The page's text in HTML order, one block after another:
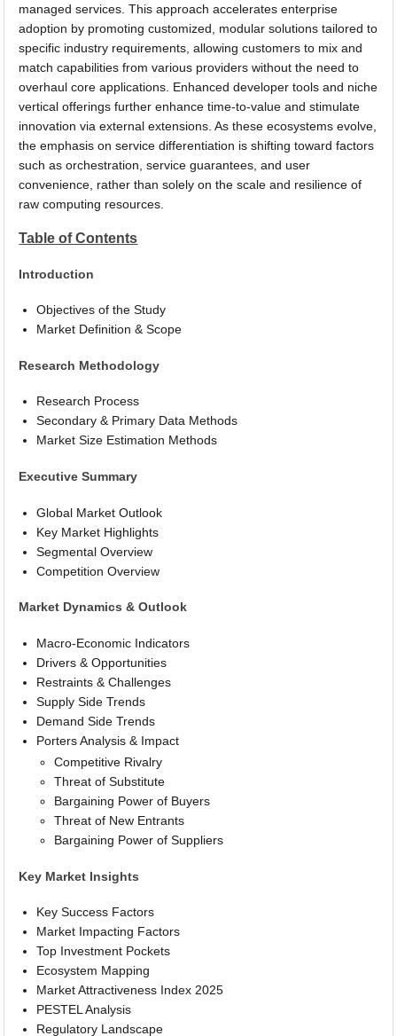
managed services. This approach accelerates enterprise
adoption by promoting customized, modular solutions tailored to
specific industry requirements, allowing customers to mix and
match capabilities from various providers without the need to
overhaul core applications. Enhanced developer tools and niche
vertical offerings further enhance time-to-value and stimulate
innovation via external extensions. As these ecosystems evolve,
the emphasis on service differentiation is shifting toward factors
such as orchestration, service guarantees, and user
convenience, rather than solely on the scale and resilience of
raw computing resources.
Table of Contents
Introduction
Objectives of the Study
Market Definition & Scope
Research Methodology
Research Process
Secondary & Primary Data Methods
Market Size Estimation Methods
Executive Summary
Global Market Outlook
Key Market Highlights
Segmental Overview
Competition Overview
Market Dynamics & Outlook
Macro-Economic Indicators
Drivers & Opportunities
Restraints & Challenges
Supply Side Trends
Demand Side Trends
Porters Analysis & Impact
Competitive Rivalry
Threat of Substitute
Bargaining Power of Buyers
Threat of New Entrants
Bargaining Power of Suppliers
Key Market Insights
Key Success Factors
Market Impacting Factors
Top Investment Pockets
Ecosystem Mapping
Market Attractiveness Index 2025
PESTEL Analysis
Regulatory Landscape